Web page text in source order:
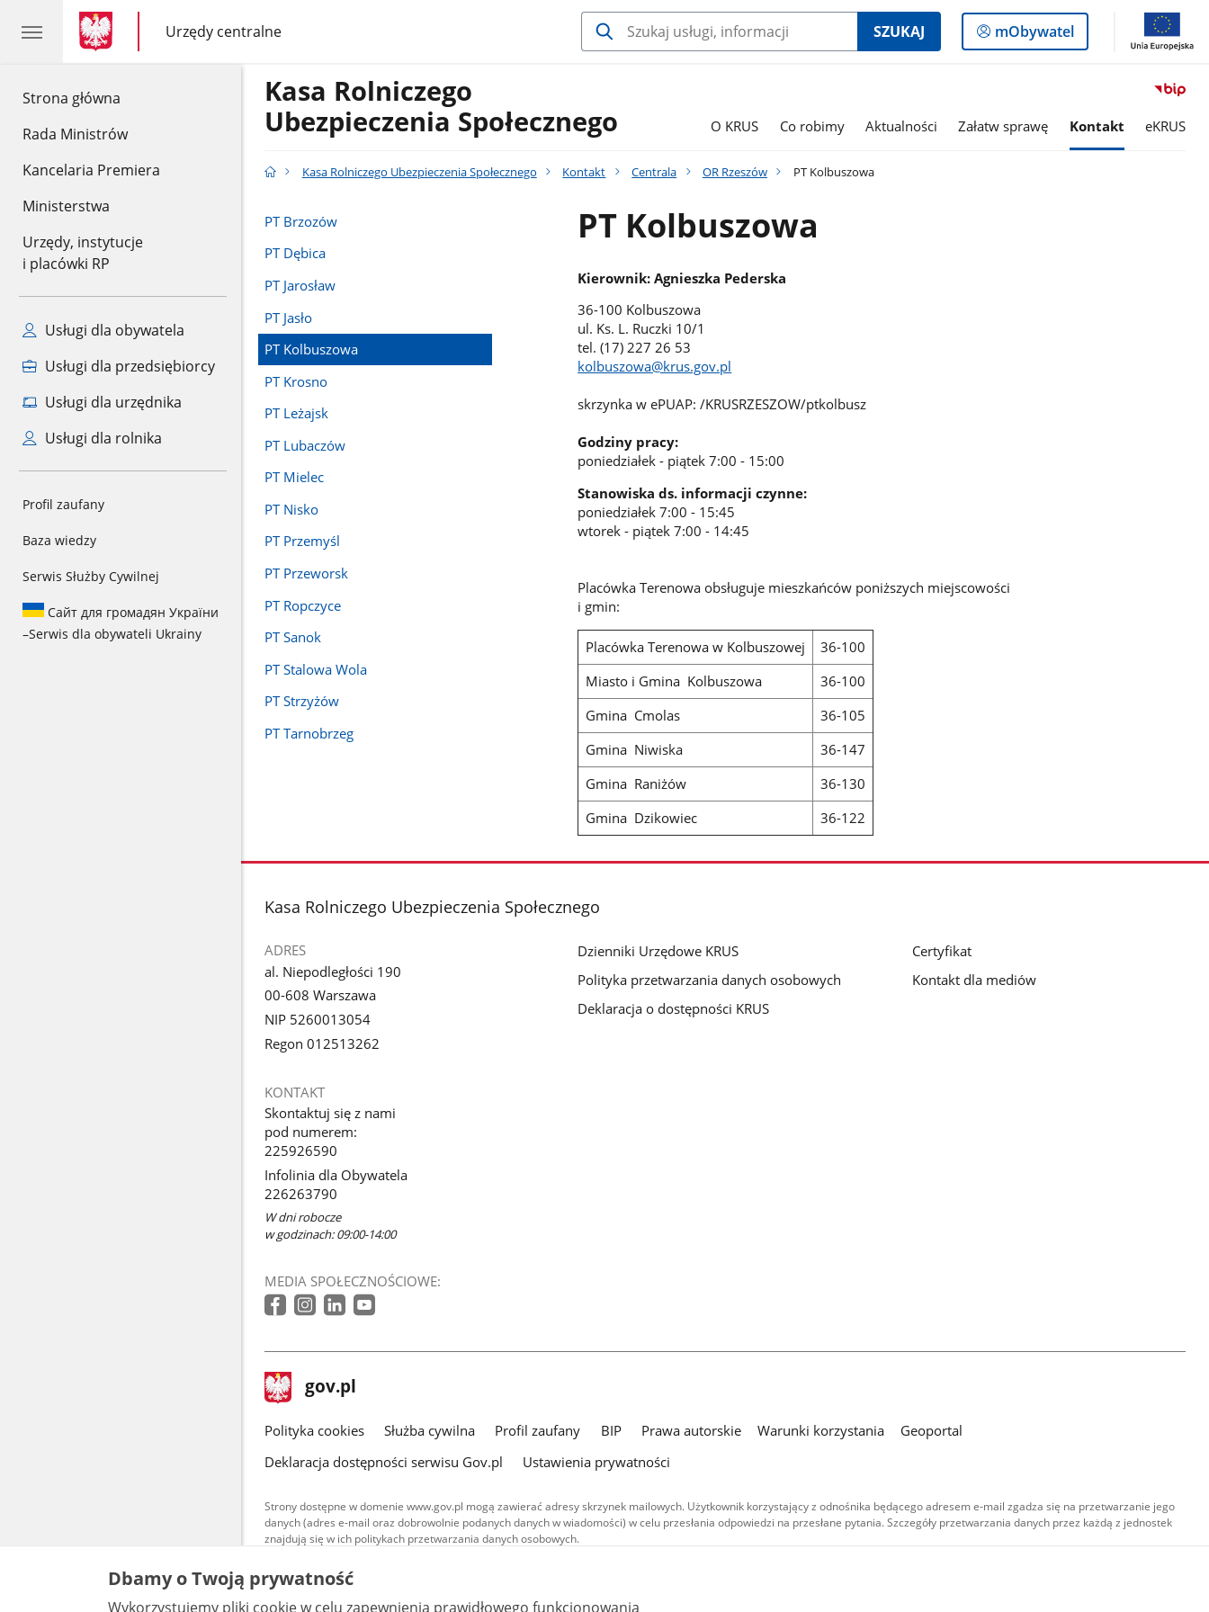
Strona główna
Rada Ministrów
Kancelaria Premiera
Ministerstwa
Urzędy, instytucje
i placówki RP
Usługi dla obywatela
Usługi dla przedsiębiorcy
Usługi dla urzędnika
Usługi dla rolnika
Profil zaufany
Baza wiedzy
Serwis Służby Cywilnej
Сайт для громадян України
–Serwis dla obywateli Ukrainy
gov.pl
gov.pl
Urzędy centralne
gov.pl
Urzędy
centralne
SZUKAJ
Logowanie
do
mObywatel
Kasa Rolniczego
Ubezpieczenia Społecznego
O KRUS Co robimy Aktualności Załatw sprawę Kontakt eKRUS
Kasa Rolniczego Ubezpieczenia Społecznego Kontakt Centrala OR Rzeszów PT Kolbuszowa
PT Brzozów
PT Dębica
PT Jarosław
PT Jasło
PT Kolbuszowa
PT Krosno
PT Leżajsk
PT Lubaczów
PT Mielec
PT Nisko
PT Przemyśl
PT Przeworsk
PT Ropczyce
PT Sanok
PT Stalowa Wola
PT Strzyżów
PT Tarnobrzeg
PT Kolbuszowa
Kierownik: Agnieszka Pederska
36-100 Kolbuszowa
ul. Ks. L. Ruczki 10/1
tel. (17) 227 26 53
kolbuszowa@krus.gov.pl
skrzynka w ePUAP: /KRUSRZESZOW/ptkolbusz
Godziny pracy:
poniedziałek - piątek 7:00 - 15:00
Stanowiska ds. informacji czynne:
poniedziałek 7:00 - 15:45
wtorek - piątek 7:00 - 14:45
Placówka Terenowa obsługuje mieszkańców poniższych miejscowości
i gmin:
Placówka Terenowa w Kolbuszowej
36-100
Miasto i Gmina Kolbuszowa
36-100
Gmina Cmolas
36-105
Gmina Niwiska
36-147
Gmina Raniżów
36-130
Gmina Dzikowiec
36-122
stopka
Kasa Rolniczego Ubezpieczenia Społecznego
ADRES
al. Niepodległości 190
00-608 Warszawa
NIP 5260013054
Regon 012513262
KONTAKT
Skontaktuj się z nami
pod numerem:
225926590
Infolinia dla Obywatela
226263790
W dni robocze
w godzinach: 09:00-14:00
MEDIA SPOŁECZNOŚCIOWE:
Dzienniki Urzędowe KRUS
Polityka przetwarzania danych osobowych
Deklaracja o dostępności KRUS
Certyfikat
Kontakt dla mediów
stopka
gov.pl Strona
gov.pl
gov.pl
Polityka cookies Służba cywilna Profil zaufany BIP Prawa autorskie Warunki korzystania
Geoportal
Deklaracja dostępności serwisu Gov.pl
Ustawienia prywatności
Strony dostępne w domenie www.gov.pl mogą zawierać adresy skrzynek mailowych. Użytkownik korzystający z odnośnika będącego adresem e-mail zgadza się na przetwarzanie jego
danych (adres e-mail oraz dobrowolnie podanych danych w wiadomości) w celu przesłania odpowiedzi na przesłane pytania. Szczegóły przetwarzania danych przez każdą z jednostek
znajdują się w ich politykach przetwarzania danych osobowych.
Treści tekstowe publikowane w serwisie (z wyłączeniem treści audiowizualnych), są
udostępniane na licencji typu Creative Commons: uznanie autorstwa - na tych samych
warunkach 4.0 (CC BY-SA 4.0). Materiały audiowizualne, w tym zdjęcia, materiały audio i wideo,
Dbamy o Twoją prywatność
Wykorzystujemy pliki cookie w celu zapewnienia prawidłowego funkcjonowania